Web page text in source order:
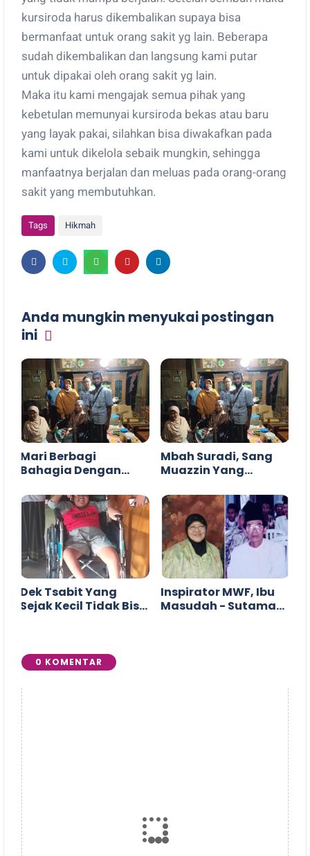
kursiroda harus dikembalikan supaya bisa
bermanfaat untuk orang sakit yg lain. Beberapa
sudah dikembalikan dan langsung kami putar
untuk dipakai oleh orang sakit yg lain.
Maka itu kami mengajak semua pihak yang
kebetulan memunyai kursiroda bekas atau baru
yang layak pakai, silahkan bisa diwakafkan pada
kami untuk dikelola sebaik mungkin, sehingga
manfaatnya berjalan dan meluas pada orang-orang
sakit yang membutuhkan.
Tags Hikmah
Anda mungkin menyukai postingan
ini
Mari Berbagi
Bahagia Dengan
Mbah Suradi, Sang
Muazzin Yang
Dek Tsabit Yang
Sejak Kecil Tidak Bisa
Inspirator MWF, Ibu
Masudah - Sutaman
0 KOMENTAR